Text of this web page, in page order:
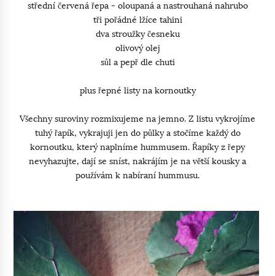
střední červená řepa - oloupaná a nastrouhaná nahrubo
tři pořádné lžíce tahini
dva stroužky česneku
olivový olej
sůl a pepř dle chuti
plus řepné listy na kornoutky
Všechny suroviny rozmixujeme na jemno. Z listu vykrojíme
tuhý řapík, vykrajuji jen do půlky a stočíme každý do
kornoutku, který naplníme hummusem. Řapíky z řepy
nevyhazujte, dají se sníst, nakrájím je na větší kousky a
používám k nabíraní hummusu.